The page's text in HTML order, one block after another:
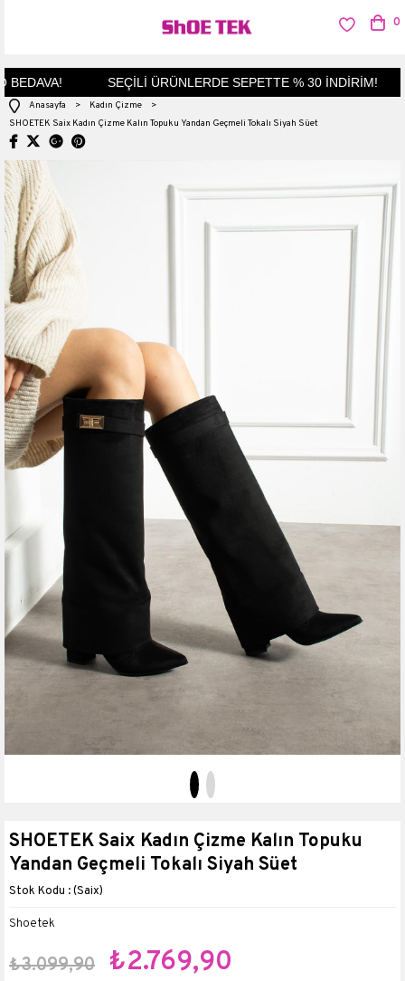
SEÇİLİ ÜRÜNLERDE SEPETTE % 30 İNDİRİM!
0
Anasayfa > Kadın Çizme
>
SHOETEK Saix Kadın Çizme Kalın Topuku Yandan Geçmeli Tokalı Siyah Süet
SHOETEK Saix Kadın Çizme Kalın Topuku
Yandan Geçmeli Tokalı Siyah Süet
(Saix)
Shoetek
₺3.099,90 ₺2.769,90